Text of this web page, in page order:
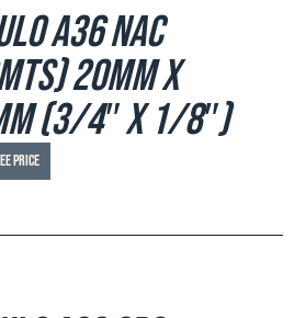
A36 NAC
20mm x
(3/4″ x 1/8″)
price